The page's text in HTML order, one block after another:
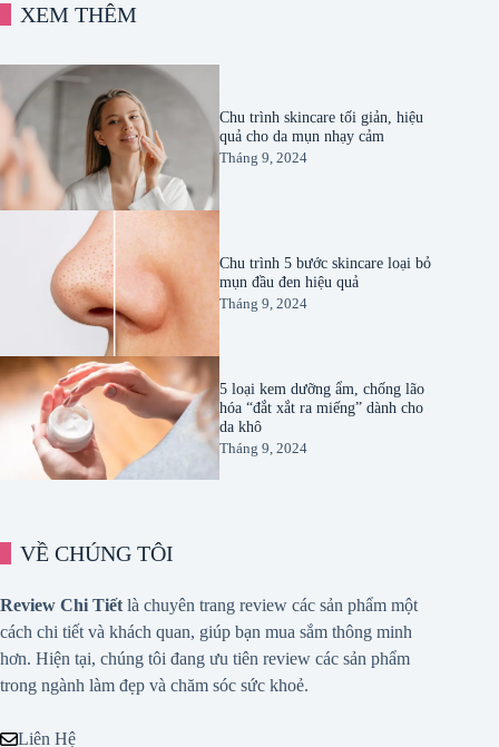
XEM THÊM
Chu trình skincare tối giản, hiệu
quả cho da mụn nhạy cảm
Tháng 9, 2024
Chu trình 5 bước skincare loại bỏ
mụn đầu đen hiệu quả
Tháng 9, 2024
5 loại kem dưỡng ẩm, chống lão
hóa “đắt xắt ra miếng” dành cho
da khô
Tháng 9, 2024
VỀ CHÚNG TÔI
Review Chi Tiết là chuyên trang review các sản phẩm một
cách chi tiết và khách quan, giúp bạn mua sắm thông minh
hơn. Hiện tại, chúng tôi đang ưu tiên review các sản phẩm
trong ngành làm đẹp và chăm sóc sức khoẻ.
Liên Hệ